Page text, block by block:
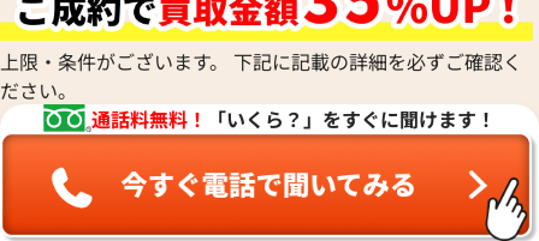
上限・条件がございます。 下記に記載の詳細を必ずご確認く
ださい。
通話料無料！
「いくら？」をすぐに聞けます！